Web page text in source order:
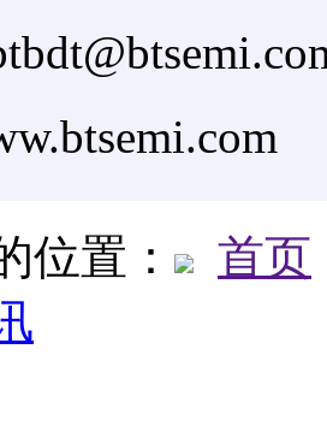
位置：
首页